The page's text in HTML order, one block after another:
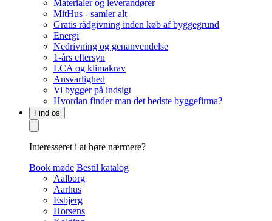
Materialer og leverandører
MitHus - samler alt
Gratis rådgivning inden køb af byggegrund
Energi
Nedrivning og genanvendelse
1-års eftersyn
LCA og klimakrav
Ansvarlighed
Vi bygger på indsigt
Hvordan finder man det bedste byggefirma?
Find os
Interesseret i at høre nærmere?
Book møde Bestil katalog
Aalborg
Aarhus
Esbjerg
Horsens